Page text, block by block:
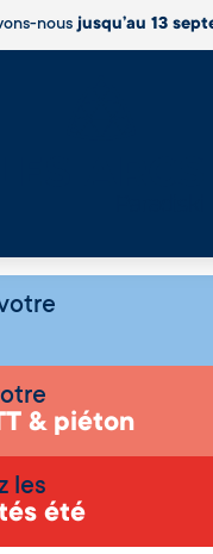
nousjusqu’au 13
& piéton
les
été